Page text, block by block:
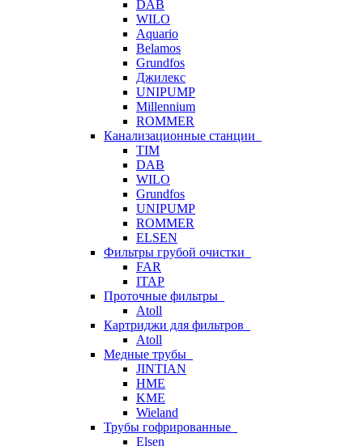
DAB
WILO
Aquario
Belamos
Grundfos
Джилекс
UNIPUMP
Millennium
ROMMER
Канализационные станции
TIM
DAB
WILO
Grundfos
UNIPUMP
ROMMER
ELSEN
Фильтры грубой очистки
FAR
ITAP
Проточные фильтры
Atoll
Картриджи для фильтров
Atoll
Медные трубы
JINTIAN
HME
KME
Wieland
Трубы гофрированные
Elsen